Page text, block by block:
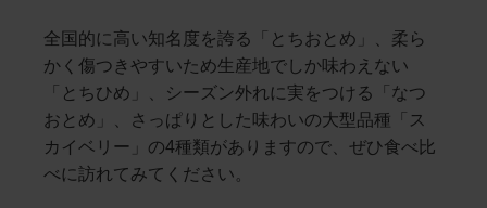
全国的に高い知名度を誇る「とちおとめ」、柔ら
かく傷つきやすいため生産地でしか味わえない
「とちひめ」、シーズン外れに実をつける「なつ
おとめ」、さっぱりとした味わいの大型品種「ス
カイベリー」の4種類がありますので、ぜひ食べ比
べに訪れてみてください。